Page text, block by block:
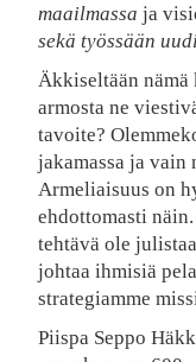
maailmassa ja
sekä työssään
Äkkiseltään
armosta ne
tavoite?
jakamassa ja vain
Armeliaisuus on
ehdottomasti
tehtävä ole
johtaa ihmisiä
strategiamme
Piispa Seppo